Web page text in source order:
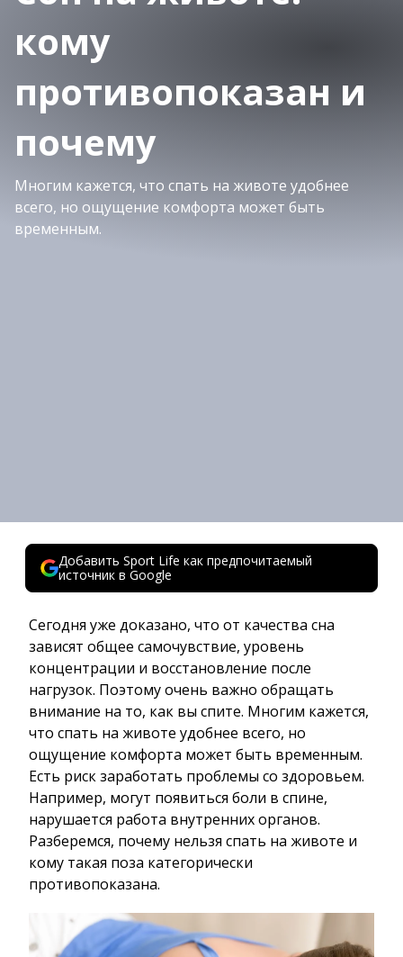
кому
противопоказан и
почему
Многим кажется, что спать на животе удобнее
всего, но ощущение комфорта может быть
временным.
Добавить Sport Life как предпочитаемый
источник в Google
Сегодня уже доказано, что от качества сна
зависят общее самочувствие, уровень
концентрации и восстановление после
нагрузок. Поэтому очень важно обращать
внимание на то, как вы спите. Многим кажется,
что спать на животе удобнее всего, но
ощущение комфорта может быть временным.
Есть риск заработать проблемы со здоровьем.
Например, могут появиться боли в спине,
нарушается работа внутренних органов.
Разберемся, почему нельзя спать на животе и
кому такая поза категорически
противопоказана.